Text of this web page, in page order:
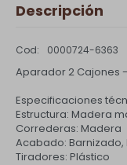
Descripción
0000724-6363
Aparador 2 Cajones
Especificaciones
Estructura: Madera
Correderas: Madera
Acabado:
Tiradores: Plástico